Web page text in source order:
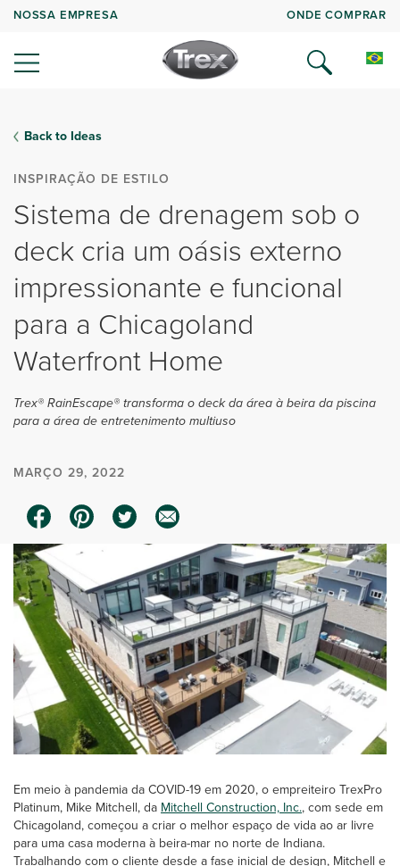
NOSSA EMPRESA ONDE COMPRAR
Back to Ideas
INSPIRAÇÃO DE ESTILO
Sistema de drenagem sob o
deck cria um oásis externo
impressionante e funcional
para a Chicagoland
Waterfront Home
Trex® RainEscape® transforma o deck da área à beira da piscina
para a área de entretenimento multiuso
MARÇO 29, 2022
Em meio à pandemia da COVID-19 em 2020, o empreiteiro TrexPro
Platinum, Mike Mitchell, da Mitchell Construction, Inc., com sede em
Chicagoland, começou a criar o melhor espaço de vida ao ar livre
para uma casa moderna à beira-mar no norte de Indiana.
Trabalhando com o cliente desde a fase inicial de design, Mitchell e